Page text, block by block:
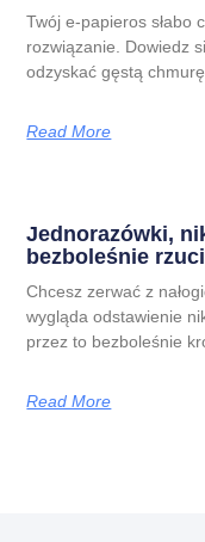
Twój e-papieros słabo
rozwiązanie. Dowiedz
odzyskać gęstą
Read More
Jednorazówki,
bezboleśnie
Chcesz zerwać z
wygląda odstawienie
przez to bezboleśnie
Read More